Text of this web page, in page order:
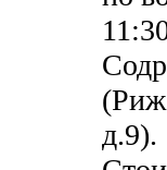
д.9).